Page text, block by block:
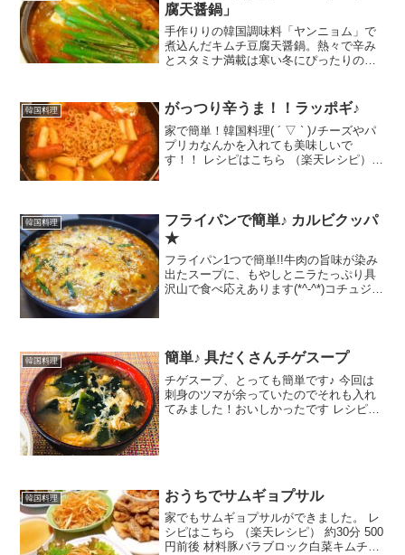
腐天醤鍋」
手作りりの韓国調味料「ヤンニョム」で
煮込んだキムチ豆腐天醤鍋。熱々で辛み
とスタミナ満載は寒い冬にぴったりのチ
本酒(下味用)塩(下味用)豆腐山なめこニラ
ごま油...
韓国料理 がっつり辛うま！！ラッポギ♪
家で簡単！韓国料理( ´ ▽ ` )ﾉチーズやパ
プリカなんかを入れても美味しいで
す！！ レシピはこちら （楽天レシピ）
ーブ...
韓国料理
フライパンで簡単♪ カルビクッパ
★
フライパン1つで簡単!!牛肉の旨味が染み
出たスープに、もやしとニラたっぷり具
沢山で食べ応えあります(*^-^*)コチュジャ
韓国料理 簡単♪ 具だくさんチゲスープ
チゲスープ、とっても簡単です♪ 今回は
刺身のツマが余っていたのでそれも入れ
てみました！おいしかったです レシピは
韓国料理 おうちでサムギョプサル
家でもサムギョプサルができました。 レ
シピはこちら （楽天レシピ） 約30分 500
円前後 材料豚バラブロック白菜キムチ長